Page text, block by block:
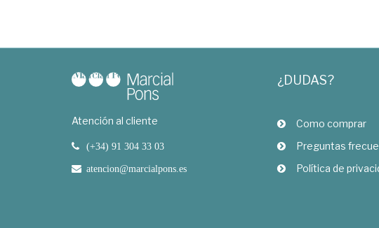
Atención al cliente
(+34) 91 304 33 03
atencion@marcialpons.es
¿DUDAS?
Como comprar
Preguntas
Política de